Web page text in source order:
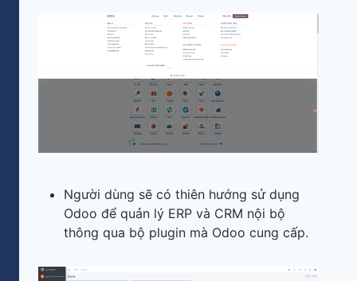
Người dùng sẽ có thiên hướng sử dụng
Odoo để quản lý ERP và CRM nội bộ
thông qua bộ plugin mà Odoo cung cấp.